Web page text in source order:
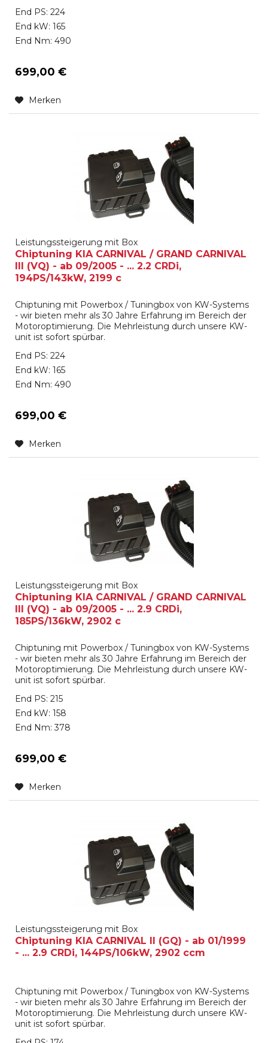
End PS: 224
End kW: 165
End Nm: 490
699,00 €
Merken
Leistungssteigerung mit Box
Chiptuning KIA CARNIVAL / GRAND CARNIVAL
III (VQ) - ab 09/2005 - ... 2.2 CRDi,
194PS/143kW, 2199 c
Chiptuning mit Powerbox / Tuningbox von KW-Systems
- wir bieten mehr als 30 Jahre Erfahrung im Bereich der
Motoroptimierung. Die Mehrleistung durch unsere KW-
unit ist sofort spürbar.
End PS: 224
End kW: 165
End Nm: 490
699,00 €
Merken
Leistungssteigerung mit Box
Chiptuning KIA CARNIVAL / GRAND CARNIVAL
III (VQ) - ab 09/2005 - ... 2.9 CRDi,
185PS/136kW, 2902 c
Chiptuning mit Powerbox / Tuningbox von KW-Systems
- wir bieten mehr als 30 Jahre Erfahrung im Bereich der
Motoroptimierung. Die Mehrleistung durch unsere KW-
unit ist sofort spürbar.
End PS: 215
End kW: 158
End Nm: 378
699,00 €
Merken
Leistungssteigerung mit Box
Chiptuning KIA CARNIVAL II (GQ) - ab 01/1999
- ... 2.9 CRDi, 144PS/106kW, 2902 ccm
Chiptuning mit Powerbox / Tuningbox von KW-Systems
- wir bieten mehr als 30 Jahre Erfahrung im Bereich der
Motoroptimierung. Die Mehrleistung durch unsere KW-
unit ist sofort spürbar.